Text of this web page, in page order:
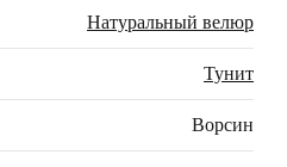
Натуральный велюр
Тунит
Ворсин